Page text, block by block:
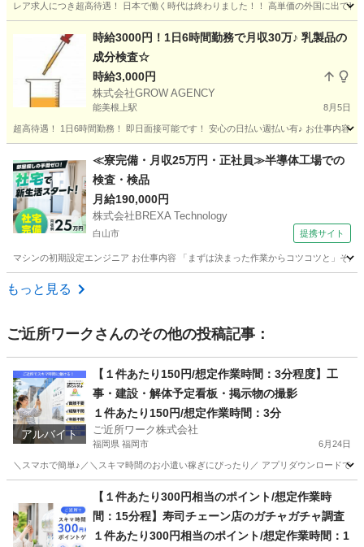
レア求人につき超高待遇！ 日本で働く時代は終わりました！！ 高単価の外国に出て
能美根上駅 その他 シンガポール
時給3000円！1日6時間勤務で月収30万♪ 乳製品の
成分検査☆
時給3,000円
株式会社GROW AGENCY
能美根上駅 8月5日
超高待遇！ 1日6時間勤務！ 即日面接可能です！ 安心の日払い週払い有♪ お仕事内容
能美根上駅 その他 時給
≪寮完備・月収25万円・正社員≫半導体工場での
検査・検品
月給190,000円
株式会社BREXA Technology
白山市 提携サイト
マシンの初期設定エンジニア お仕事内容 「まずは決まった作業からコツコツと」そ
石川 白山市
もっと見る
ご近所ワーク さんのその他の投稿記事：
アルバイト
【１件あたり150円/想定作業時間：3分程度】工
事・建設・解体予定看板・掲示物の撮影
１件あたり150円/想定作業時間：3分
ご近所ワーク株式会社
福岡県 福岡市 6月24日
＼スマホで簡単♪／＼スキマ時間のお小遣い稼ぎにぴったり／ アプリダウンロードで
その他 1件
【１件あたり300円相当のポイント/想定作業時
間：15分程】寿司チェーン店のガチャガチャ調査
１件あたり300円相当のポイント/想定作業時間：1